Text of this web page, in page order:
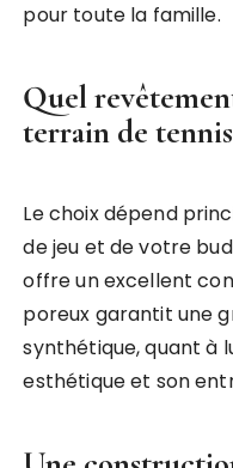
pour toute la famille.
Quel
terrain de
Le choix dépend
de jeu et de votre
offre un excellent
poreux garantit une
synthétique, quant à
esthétique et son